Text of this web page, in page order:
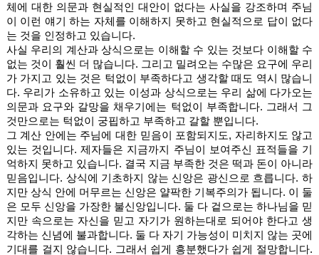
체에 대한 의문과 현실적인 대안이 없다는 사실을 강조하며 주님
이 이런 얘기 하는 자체를 이해하지 못하고 현실적으로 답이 없다
는 것을 인정하고 있습니다.
사실 우리의 계산과 상식으로는 이해할 수 있는 것보다 이해할 수
없는 것이 훨씬 더 많습니다. 그리고 밀려오는 수많은 요구에 우리
가 가지고 있는 것은 턱없이 부족하다고 생각할 때도 역시 많습니
다. 우리가 소유하고 있는 이성과 상식으로는 우리 삶에 다가오는
의문과 요구와 갈망을 채우기에는 턱없이 부족합니다. 그래서 그
것만으로는 턱없이 궁핍하고 부족하고 갈할 뿐입니다.
그 계산 안에는 주님에 대한 믿음이 포함되지도, 자리하지도 않고
있는 것입니다. 제자들은 지금까지 주님이 보여주신 표적들을 기
억하지 못하고 있습니다. 결국 지금 부족한 것은 떡과 돈이 아니라
믿음입니다. 상식에 기초하지 않는 신앙은 광신으로 흐릅니다. 하
지만 상식 안에 머무르는 신앙은 얄팍한 기복주의가 됩니다. 이 둘
은 모두 신앙을 가장한 불신앙입니다. 둘 다 겉으로는 하나님을 믿
지만 속으로는 자신을 믿고 자기가 원하는대로 되어야 한다고 생
각하는 신념에 불과합니다. 둘 다 자기 가능성이 미치지 않는 곳에
기대를 걸지 않습니다. 그래서 쉽게 흥분했다가 쉽게 절망합니다.